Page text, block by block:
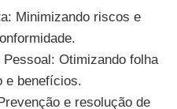
Minimizando riscos e
Otimizando folha
e benefícios.
e resolução de